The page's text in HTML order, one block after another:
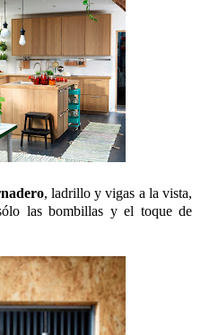
, ladrillo y vigas a la vista,
las bombillas y el toque de